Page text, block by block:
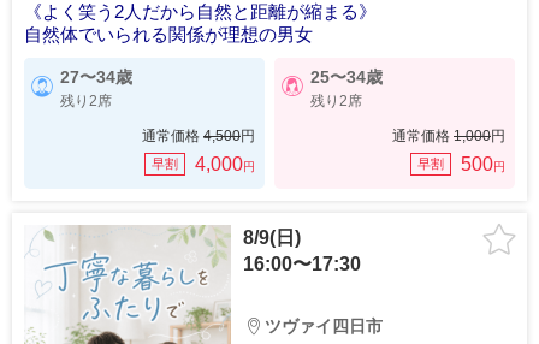
《よく笑う2人だから自然と距離が縮まる》
自然体でいられる関係が理想の男女
27〜34歳
残り2席
通常価格 4,500円
早割 4,000円
25〜34歳
残り2席
通常価格 1,000円
早割 500円
8/9(日)
16:00〜17:30
ツヴァイ四日市